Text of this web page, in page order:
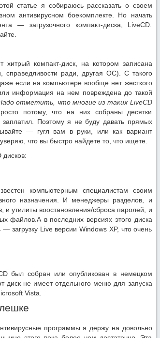
статье я собираюсь рассказать о своем
антивирусном боекомплекте. Но начать
— загрузочного компакт-диска, LiveCD.
компакт-диск, на котором записана
справедливости ради, другая ОС). С такого
если на компьютере вообще нет жесткого
информация на нем повреждена до такой
отметить, что многие из таких LiveCD
потому, что на них собраны десятки
Поэтому я не буду давать прямых
— гугл вам в руки, или как вариант
что вы быстро найдете то, что ищете.
дисков:
компьютерным специалистам своим
назначения. И менеджеры разделов, и
и утилиты воостановления/сброса паролей, и
файлов.А в последних версиях этого диска
Live версии Windows XP, что очень
был собран или опубликован в немецком
диск не имеет отдельного меню для запуска
Vista.
программы я держу на довольно